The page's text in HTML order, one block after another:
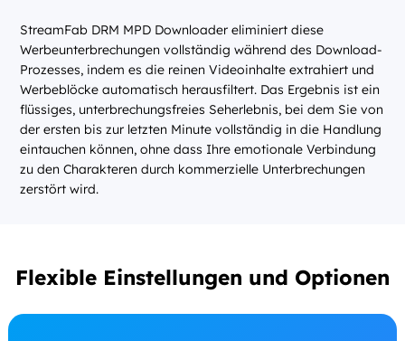
StreamFab DRM MPD Downloader eliminiert diese
Werbeunterbrechungen vollständig während des Download-
Prozesses, indem es die reinen Videoinhalte extrahiert und
Werbeblöcke automatisch herausfiltert. Das Ergebnis ist ein
flüssiges, unterbrechungsfreies Seherlebnis, bei dem Sie von
der ersten bis zur letzten Minute vollständig in die Handlung
eintauchen können, ohne dass Ihre emotionale Verbindung
zu den Charakteren durch kommerzielle Unterbrechungen
zerstört wird.
Flexible Einstellungen und Optionen